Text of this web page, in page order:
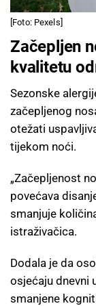
[Foto: Pexels]
Začepljen
kvalitetu
Sezonske
začepljenog
otežati
tijekom noći.
„Začepljenost
povećava
smanjuje
istraživačica.
Dodala je da
osjećaju dnevni
smanjene